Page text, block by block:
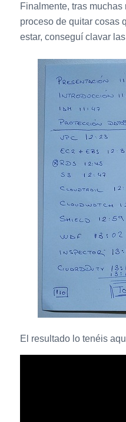
Finalmente, tras
proceso de quitar cosas
estar, conseguí clavar
El resultado lo tenéis